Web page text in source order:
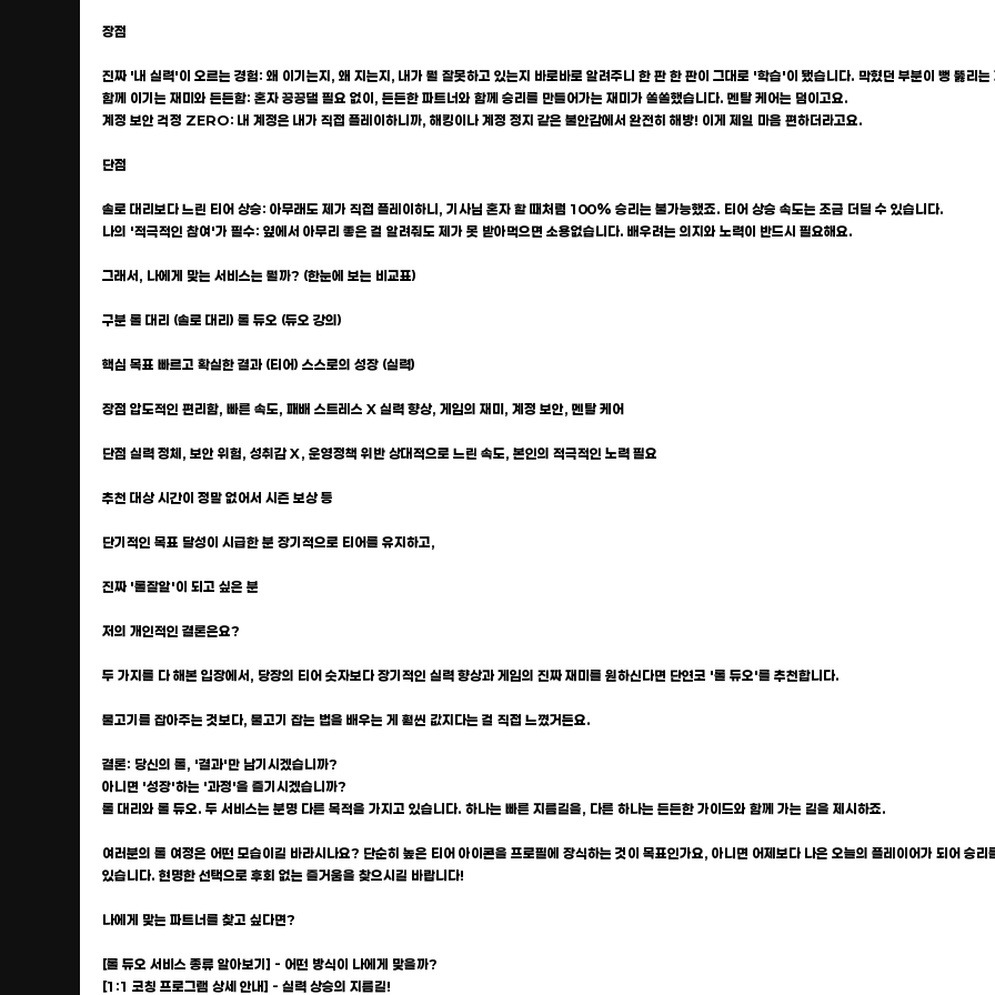
장점
진짜 '내 실력'이 오르는 경험: 왜 이기는지, 왜 지는지, 내가 뭘 잘못하고 있는지 바로바로 알려주니 한 판 한 판이 그대로 '학습'이 됐습니다. 막혔던 부분이 뻥 뚫리는
함께 이기는 재미와 든든함: 혼자 끙끙댈 필요 없이, 든든한 파트너와 함께 승리를 만들어가는 재미가 쏠쏠했습니다. 멘탈 케어는 덤이고요.
계정 보안 걱정 ZERO: 내 계정은 내가 직접 플레이하니까, 해킹이나 계정 정지 같은 불안감에서 완전히 해방! 이게 제일 마음 편하더라고요.
단점
솔로 대리보다 느린 티어 상승: 아무래도 제가 직접 플레이하니, 기사님 혼자 할 때처럼 100% 승리는 불가능했죠. 티어 상승 속도는 조금 더딜 수 있습니다.
나의 '적극적인 참여'가 필수: 옆에서 아무리 좋은 걸 알려줘도 제가 못 받아먹으면 소용없습니다. 배우려는 의지와 노력이 반드시 필요해요.
그래서, 나에게 맞는 서비스는 뭘까? (한눈에 보는 비교표)
구분 롤 대리 (솔로 대리) 롤 듀오 (듀오 강의)
핵심 목표 빠르고 확실한 결과 (티어) 스스로의 성장 (실력)
장점 압도적인 편리함, 빠른 속도, 패배 스트레스 X 실력 향상, 게임의 재미, 계정 보안, 멘탈 케어
단점 실력 정체, 보안 위험, 성취감 X, 운영정책 위반 상대적으로 느린 속도, 본인의 적극적인 노력 필요
추천 대상 시간이 정말 없어서 시즌 보상 등
단기적인 목표 달성이 시급한 분 장기적으로 티어를 유지하고,
진짜 '롤잘알'이 되고 싶은 분
저의 개인적인 결론은요?
두 가지를 다 해본 입장에서, 당장의 티어 숫자보다 장기적인 실력 향상과 게임의 진짜 재미를 원하신다면 단연코 '롤 듀오'를 추천합니다.
물고기를 잡아주는 것보다, 물고기 잡는 법을 배우는 게 훨씬 값지다는 걸 직접 느꼈거든요.
결론: 당신의 롤, '결과'만 남기시겠습니까?
아니면 '성장'하는 '과정'을 즐기시겠습니까?
롤 대리와 롤 듀오. 두 서비스는 분명 다른 목적을 가지고 있습니다. 하나는 빠른 지름길을, 다른 하나는 든든한 가이드와 함께 가는 길을 제시하죠.
여러분의 롤 여정은 어떤 모습이길 바라시나요? 단순히 높은 티어 아이콘을 프로필에 장식하는 것이 목표인가요, 아니면 어제보다 나은 오늘의 플레이어가 되어 승
있습니다. 현명한 선택으로 후회 없는 즐거움을 찾으시길 바랍니다!
나에게 맞는 파트너를 찾고 싶다면?
[롤 듀오 서비스 종류 알아보기] - 어떤 방식이 나에게 맞을까?
[1:1 코칭 프로그램 상세 안내] - 실력 상승의 지름길!